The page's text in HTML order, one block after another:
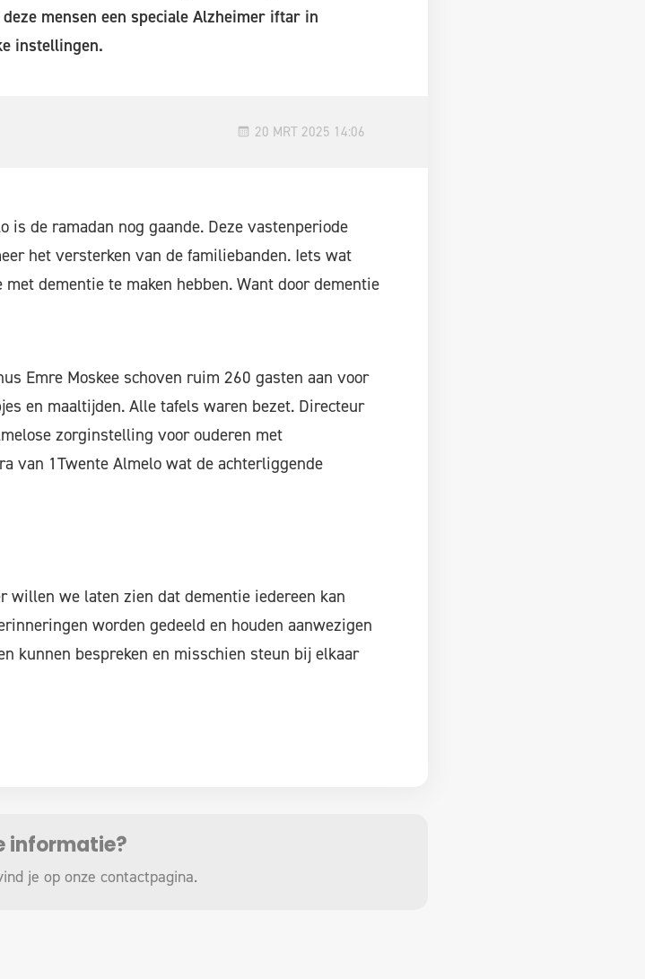
mensen een speciale Alzheimer iftar in
instellingen.
20 MRT 2025 14:06
is de ramadan nog gaande. Deze vastenperiode
het versterken van de familiebanden. Iets wat
dementie te maken hebben. Want door dementie
Emre Moskee schoven ruim 260 gasten aan voor
en maaltijden. Alle tafels waren bezet. Directeur
zorginstelling voor ouderen met
van 1Twente Almelo wat de achterliggende
willen we laten zien dat dementie iedereen kan
worden gedeeld en houden aanwezigen
kunnen bespreken en misschien steun bij elkaar
informatie?
je op onze contactpagina.